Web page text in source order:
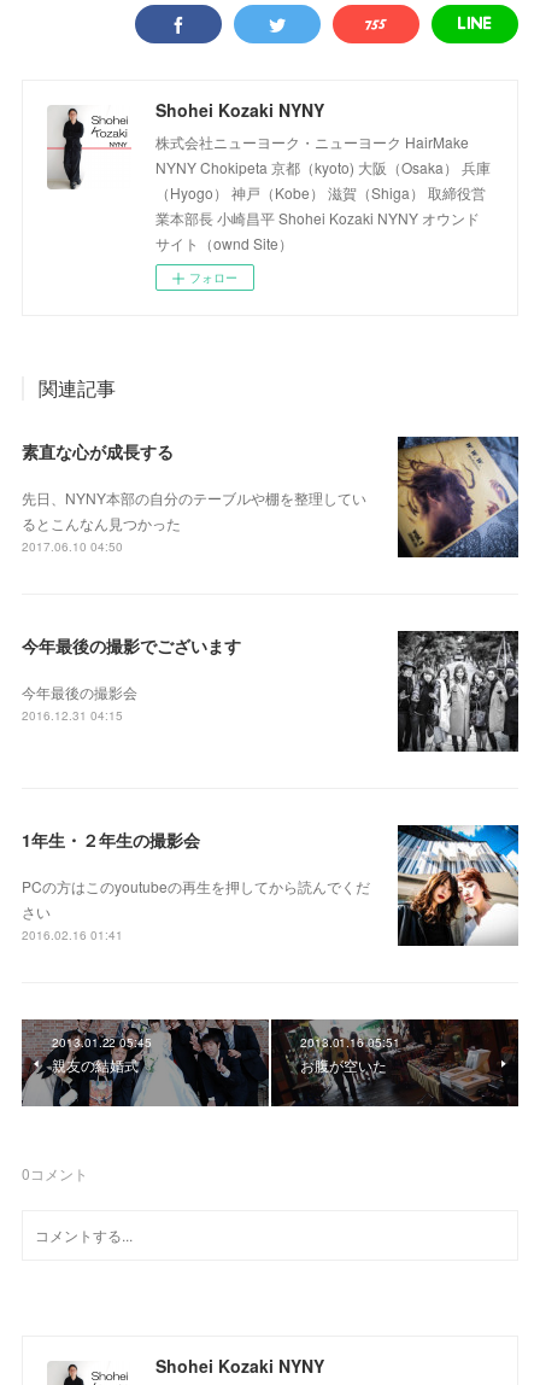
Shohei Kozaki NYNY
株式会社ニューヨーク・ニューヨーク HairMake
NYNY Chokipeta 京都（kyoto) 大阪（Osaka） 兵庫
（Hyogo） 神戸（Kobe） 滋賀（Shiga） 取締役営
業本部長 小崎昌平 Shohei Kozaki NYNY オウンド
サイト（ownd Site）
フォロー
関連記事
素直な心が成長する
先日、NYNY本部の自分のテーブルや棚を整理してい
るとこんなん見つかった
2017.06.10 04:50
今年最後の撮影でございます
今年最後の撮影会
2016.12.31 04:15
1年生・２年生の撮影会
PCの方はこのyoutubeの再生を押してから読んでくだ
さい
2016.02.16 01:41
2013.01.22 05:45
親友の結婚式
2013.01.16 05:51
お腹が空いた
0コメント
Shohei Kozaki NYNY